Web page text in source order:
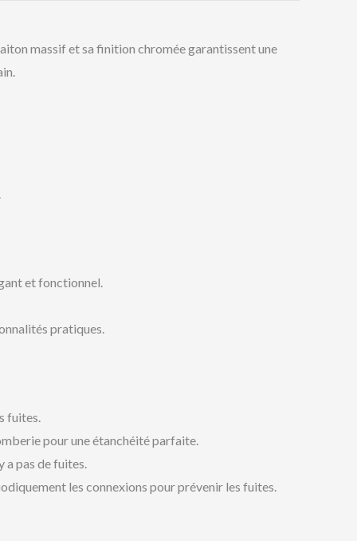
massif et sa finition chromée garantissent une
et fonctionnel.
pratiques.
fuites.
pour une étanchéité parfaite.
a pas de fuites.
les connexions pour prévenir les fuites.